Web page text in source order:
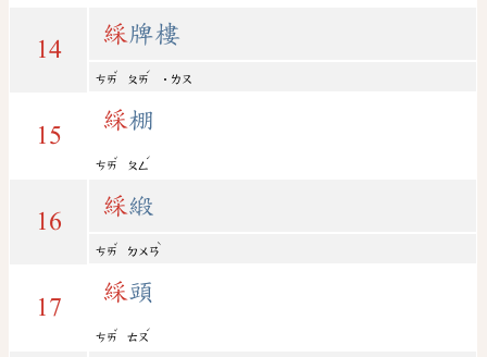
14
綵牌樓
ㄘㄞ
ˇ
ㄆㄞ
ˊ
˙ㄌㄡ
15
綵棚
ㄘㄞ
ˇ
ㄆㄥ
ˊ
16
綵緞
ㄘㄞ
ˇ
ㄉㄨㄢ
ˋ
17
綵頭
ㄘㄞ
ˇ
ㄊㄡ
ˊ